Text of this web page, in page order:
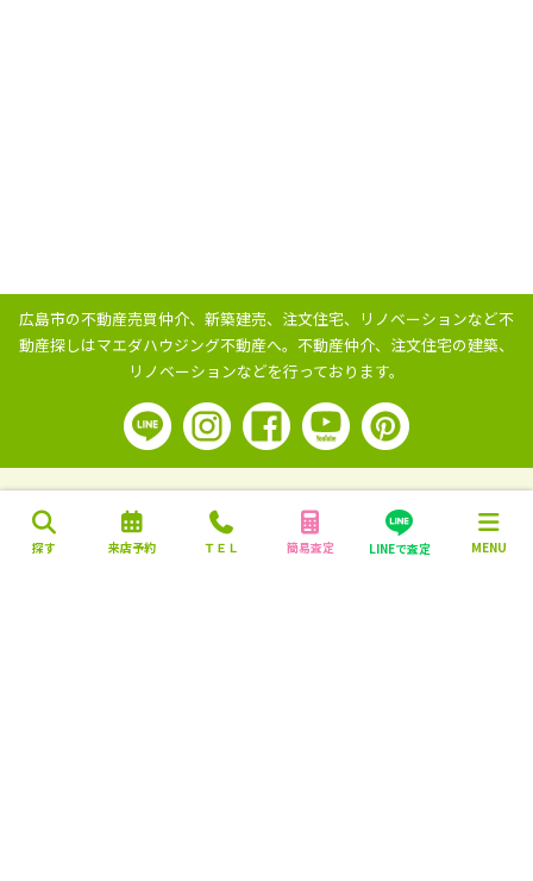
探す 来店予約 ＴＥＬ 簡易査定 LINEで査定 MENU
広島市の不動産売買仲介、新築建売、注文住宅、リノベーションなど不
動産探しはマエダハウジング不動産へ。 不動産仲介、注文住宅の建築、
リノベーションなどを行っております。